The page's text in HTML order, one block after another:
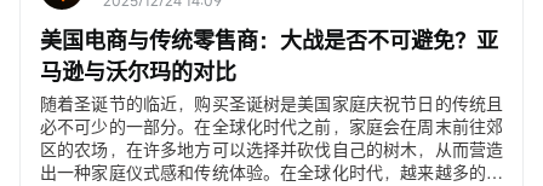
美国电商与传统零售商：大战是否不可避免？亚
马逊与沃尔玛的对比
随着圣诞节的临近，购买圣诞树是美国家庭庆祝节日的传统且
必不可少的一部分。在全球化时代之前，家庭会在周末前往郊
区的农场，在许多地方可以选择并砍伐自己的树木，从而营造
出一种家庭仪式感和传统体验。在全球化时代，越来越多的美